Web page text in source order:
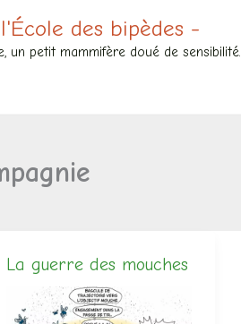
des bipèdes -
un petit mammifère doué de sensibilité.
La guerre des mouches